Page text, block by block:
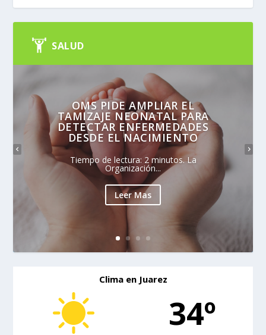
SALUD
OMS PIDE AMPLIAR EL
TAMIZAJE NEONATAL PARA
DETECTAR ENFERMEDADES
DESDE EL NACIMIENTO
Tiempo de lectura: 2 minutos. La
Organización...
Leer Mas
Clima en Juarez
34º